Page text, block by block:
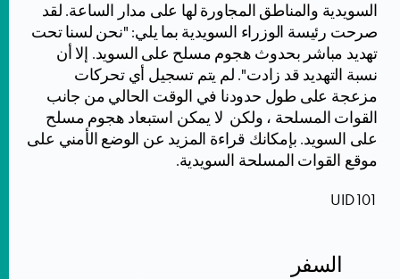
السويدية والمناطق المجاورة لها على مدار الساعة. لقد
صرحت رئيسة الوزراء السويدية بما يلي: "نحن لسنا تحت
تهديد مباشر بحدوث هجوم مسلح على السويد. إلا أن
نسبة التهديد قد زادت". لم يتم تسجيل أي تحركات
مزعجة على طول حدودنا في الوقت الحالي من جانب
القوات المسلحة ، ولكن لا يمكن استبعاد هجوم مسلح
على السويد. بإمكانك قراءة المزيد عن الوضع الأمني ​​على
موقع القوات المسلحة السويدية.
UID101
السفر